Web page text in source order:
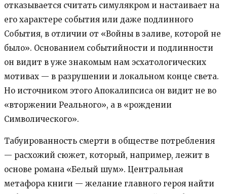
отказывается считать симулякром и настаивает на
его характере события или даже подлинного
События, в отличии от «Войны в заливе, которой не
было». Основанием событийности и подлинности
он видит в уже знакомым нам эсхатологических
мотивах — в разрушении и локальном конце света.
Но источником этого Апокалипсиса он видит не во
«вторжении Реального», а в «рождении
Символического».
Табуированность смерти в обществе потребления
— расхожий сюжет, который, например, лежит в
основе романа «Белый шум». Центральная
метафора книги — желание главного героя найти